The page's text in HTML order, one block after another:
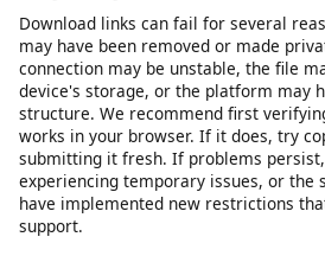
Yes, your privacy and data security
HTTPS encryption for all data
browser and our servers. The URLs
temporarily on our servers to
not permanently stored. We do not
share it with third parties for
privacy policy details exactly what
used. We recommend reviewing it for
Why is my download link not